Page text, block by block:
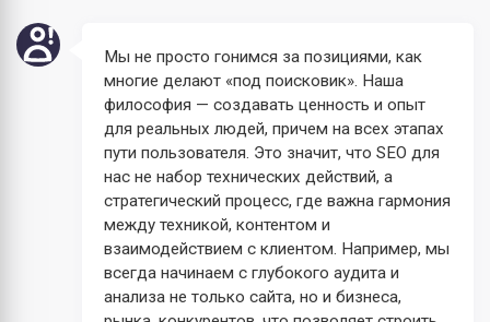
Мы не просто гонимся за позициями, как
многие делают «под поисковик». Наша
философия — создавать ценность и опыт
для реальных людей, причем на всех этапах
пути пользователя. Это значит, что SEO для
нас не набор технических действий, а
стратегический процесс, где важна гармония
между техникой, контентом и
взаимодействием с клиентом. Например, мы
всегда начинаем с глубокого аудита и
анализа не только сайта, но и бизнеса,